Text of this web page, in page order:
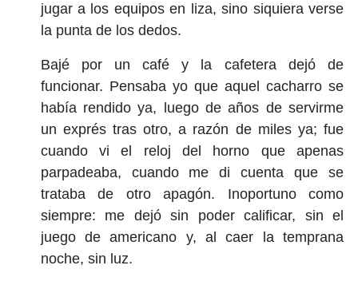
jugar a los equipos en liza, sino siquiera verse
la punta de los dedos.
Bajé por un café y la cafetera dejó de
funcionar. Pensaba yo que aquel cacharro se
había rendido ya, luego de años de servirme
un exprés tras otro, a razón de miles ya; fue
cuando vi el reloj del horno que apenas
parpadeaba, cuando me di cuenta que se
trataba de otro apagón. Inoportuno como
siempre: me dejó sin poder calificar, sin el
juego de americano y, al caer la temprana
noche, sin luz.